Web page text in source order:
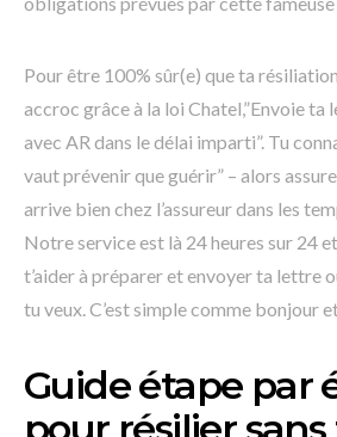
Pour être 100% sûr(e) que ta
accroc grâce à la loi Chatel,”Envoie
avec AR dans le délai imparti”. Tu
vaut prévenir que guérir” – alors
arrive bien chez l’assureur dans les
Notre service est là 24 heures sur 24
t’aider à préparer et envoyer ta lettre
tu veux. C’est simple comme bonjour
Guide étape par